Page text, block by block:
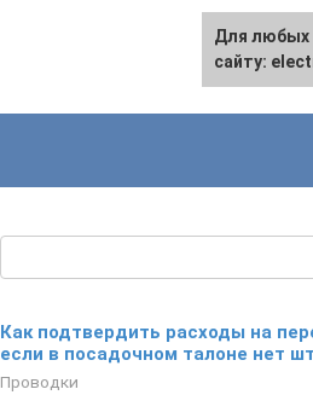
Как подтвердить расходы на
если в посадочном талоне нет
Проводки
Для любых
сайту: